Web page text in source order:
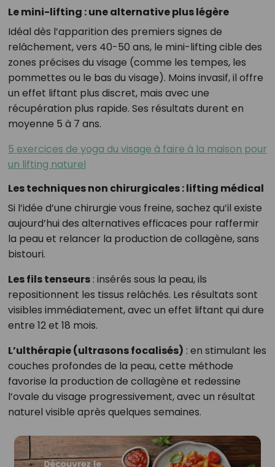
Le mini-lifting : une alternative plus légère
Idéal dès l’apparition des premiers signes de
relâchement, vers 40-50 ans, le mini-lifting cible des
zones précises du visage (comme les tempes, les
pommettes ou le bas du visage). Moins invasif, il offre
un effet liftant plus discret, mais avec une
récupération plus rapide. Ses résultats durent en
moyenne 5 à 7 ans.
5 exercices de yoga du visage à faire à la maison pour
un lifting naturel
Les techniques non chirurgicales : lifting médical
Si l’idée d’une chirurgie vous freine, sachez qu’il existe
aujourd’hui des alternatives efficaces pour raffermir
la peau et relancer la production de collagène, sans
bistouri.
Les fils tenseurs: insérés sous la peau, ils
repositionnent les tissus relâchés. Les résultats sont
visibles immédiatement, avec un effet liftant qui dure
entre 12 et 18 mois.
L’ulthérapie (ultrasons focalisés) : en stimulant les
couches profondes de la peau, cette méthode
favorise la production de collagène et redessine
l’ovale du visage progressivement, avec un résultat
naturel visible après quelques semaines.